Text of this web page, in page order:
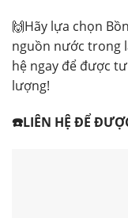
🙌Hãy lựa chọn
nguồn nước trong
hệ ngay để được
lượng!
☎️LIÊN HỆ ĐỂ